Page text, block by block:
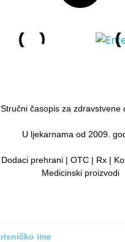
Stručni časopis za zdravstvene
U ljekarnama od 2009.
Dodaci prehrani | OTC | Rx |
Medicinski proizvodi